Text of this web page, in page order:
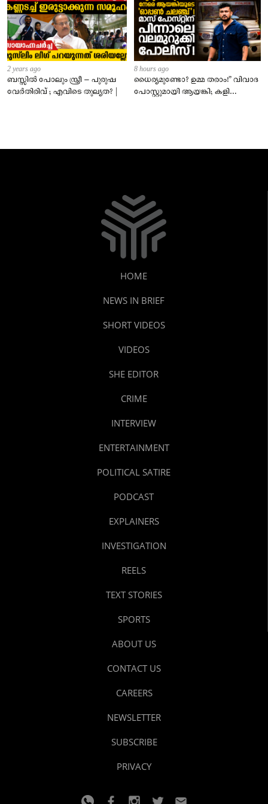
2 years ago
ബസ്സിൽ പോലും സ്ത്രീ – പുരുഷ
വേർതിരിവ് ; എവിടെ തുല്യത? |
8 hours ago
ധൈര്യമുണ്ടോ? ഉമ്മ തരാം!” വിവാദ
പോസ്റ്റുമായി ആയങ്കി; കളി
HOME
NEWS IN BRIEF
SHORT VIDEOS
VIDEOS
SHE EDITOR
CRIME
INTERVIEW
ENTERTAINMENT
POLITICAL SATIRE
PODCAST
EXPLAINERS
INVESTIGATION
REELS
TEXT STORIES
SPORTS
ABOUT US
CONTACT US
CAREERS
NEWSLETTER
SUBSCRIBE
PRIVACY